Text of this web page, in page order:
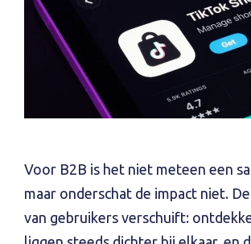
Voor B2B is het niet meteen een
maar onderschat de impact niet.
van gebruikers verschuift: